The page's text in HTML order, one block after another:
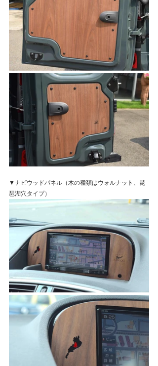
▼ナビウッドパネル（木の種類はウォルナット、琵
琶湖穴タイプ）